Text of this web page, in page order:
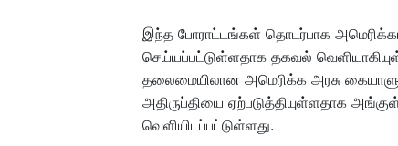
இந்த போராட்டங்கள் தொடர்பாக
செய்யப்பட்டுள்ளதாக தகவல்
தலைமையிலான அமெரிக்க அரசு
அதிருப்தியை ஏற்படுத்தியுள்ளதாக
வெளியிடப்பட்டுள்ளது.